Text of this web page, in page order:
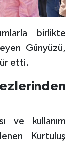
birlikte
Günyüzü,
etti.
ve kullanım
Kurtuluş